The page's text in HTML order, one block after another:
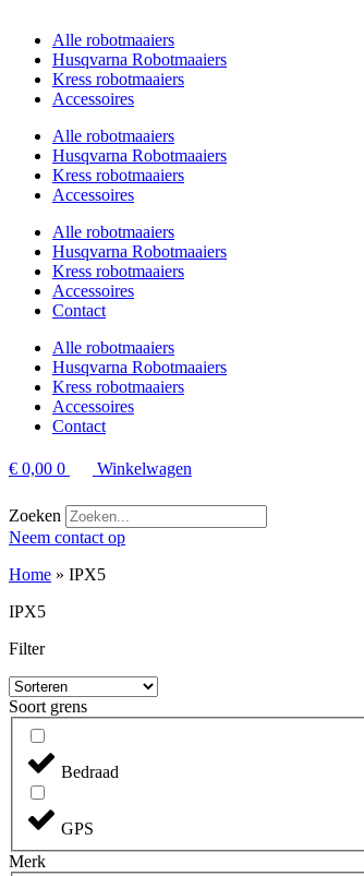
Alle robotmaaiers
Husqvarna Robotmaaiers
Kress robotmaaiers
Accessoires
Alle robotmaaiers
Husqvarna Robotmaaiers
Kress robotmaaiers
Accessoires
Alle robotmaaiers
Husqvarna Robotmaaiers
Kress robotmaaiers
Accessoires
Contact
Alle robotmaaiers
Husqvarna Robotmaaiers
Kress robotmaaiers
Accessoires
Contact
€ 0,00 0 Winkelwagen
Zoeken
Neem contact op
Home » IPX5
IPX5
Filter
Soort grens
Bedraad
GPS
Merk